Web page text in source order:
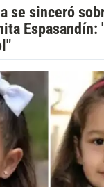
se sinceró
Espasandín: